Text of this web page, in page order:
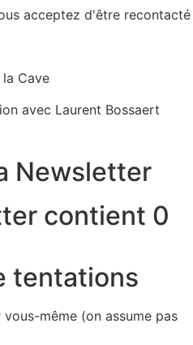
acceptez d'être recontacté
Cave
avec Laurent Bossaert
Newsletter
contient 0
tentations
même (on assume pas